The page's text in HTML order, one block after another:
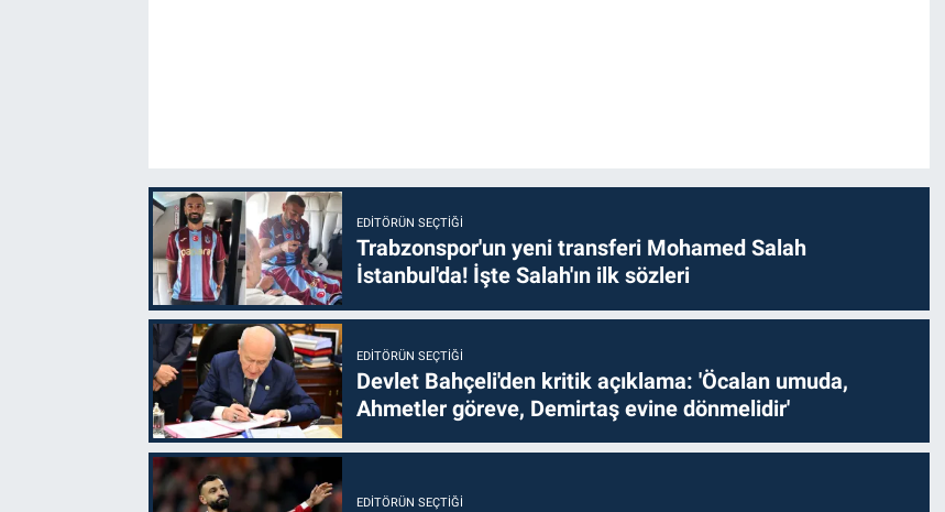
EDITÖRÜN SEÇTIĞI
Trabzonspor'un yeni transferi Mohamed Salah
İstanbul'da! İşte Salah'ın ilk sözleri
EDITÖRÜN SEÇTIĞI
Devlet Bahçeli'den kritik açıklama: 'Öcalan umuda,
Ahmetler göreve, Demirtaş evine dönmelidir'
EDITÖRÜN SEÇTIĞI